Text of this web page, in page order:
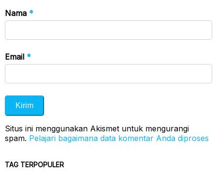
Nama *
Email *
Situs ini menggunakan Akismet untuk mengurangi
spam. Pelajari bagaimana data komentar Anda diproses
TAG TERPOPULER